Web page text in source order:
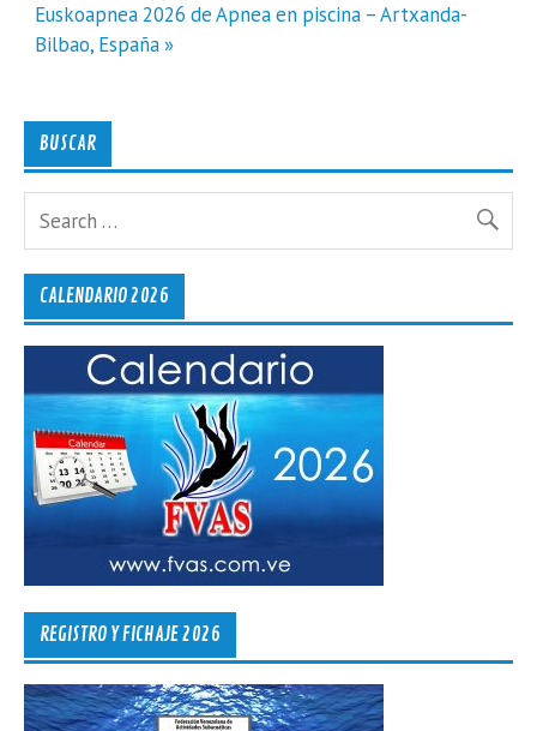
Euskoapnea 2026 de Apnea en piscina – Artxanda-
Bilbao, España »
BUSCAR
CALENDARIO 2026
REGISTRO Y FICHAJE 2026